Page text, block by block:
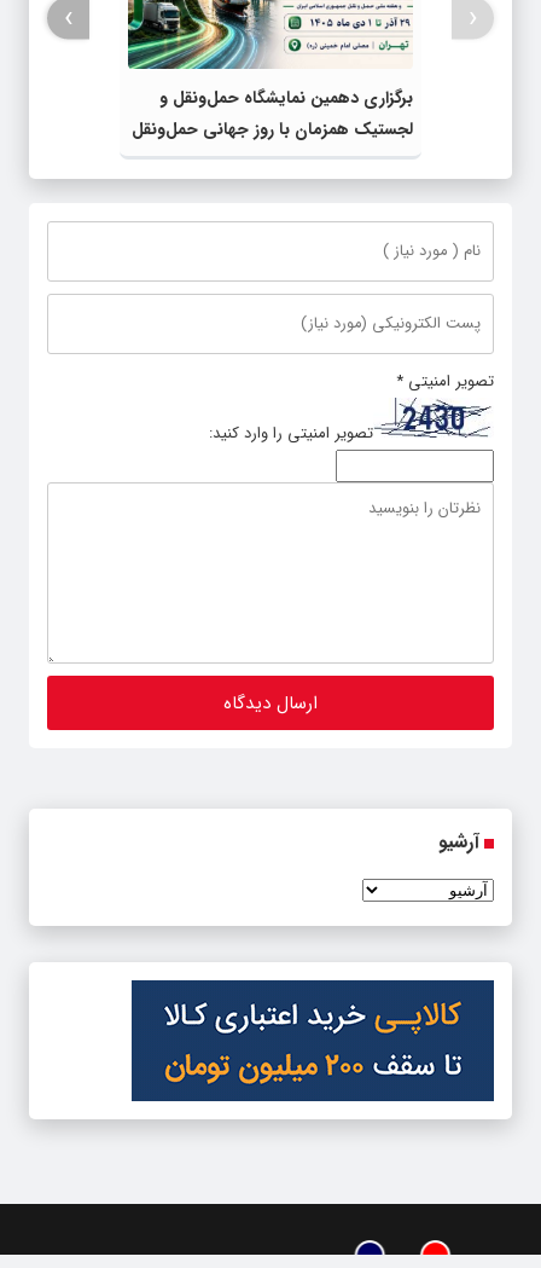
برگزاری دهمین نمایشگاه حمل‌ونقل و
لجستیک همزمان با روز جهانی حمل‌ونقل
پایدار سازمان ملل متحد
‹
›
تصویر امنیتی *
تصویر امنیتی را وارد کنید:
آرشیو